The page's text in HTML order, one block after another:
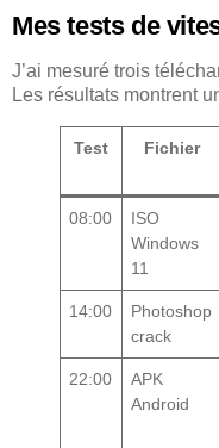
Mes tests de
J’ai mesuré trois
Les résultats montrent
Test Fichier
08:00
ISO
Windows
11
14:00
Photoshop
crack
22:00
APK
Android